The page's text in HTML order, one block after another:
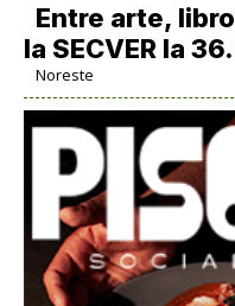
Entre arte,
la SECVER la
Noreste